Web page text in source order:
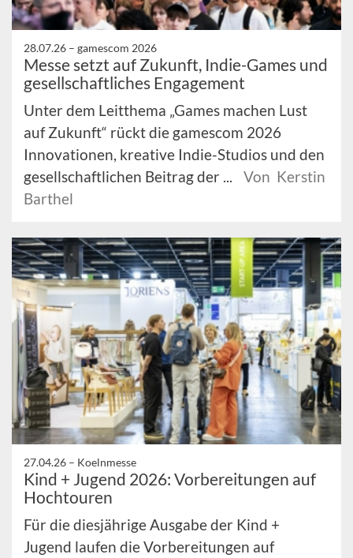
28.07.26 – gamescom 2026
Messe setzt auf Zukunft, Indie-Games und
gesellschaftliches Engagement
Unter dem Leitthema „Games machen Lust
auf Zukunft“ rückt die gamescom 2026
Innovationen, kreative Indie-Studios und den
gesellschaftlichen Beitrag der ...
Von Kerstin
Barthel
27.04.26 – Koelnmesse
Kind + Jugend 2026: Vorbereitungen auf
Hochtouren
Für die diesjährige Ausgabe der Kind +
Jugend laufen die Vorbereitungen auf